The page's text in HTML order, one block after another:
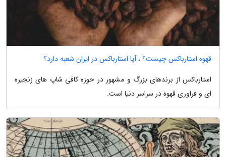
قهوه استارباکس چیست؟ ، آیا استارباکس در ایران شعبه دارد؟
استارباکس از برندهای بزرگ و مشهور در حوزه کافی شاپ های زنجیره
ای و فراوری قهوه در سراسر دنیا است.